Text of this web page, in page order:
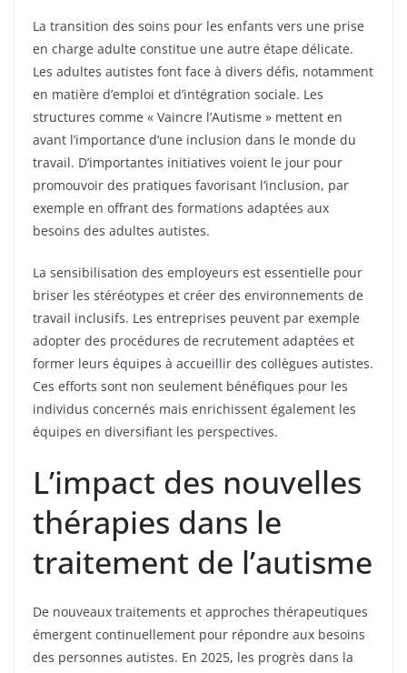
La transition des soins pour les enfants vers une prise
en charge adulte constitue une autre étape délicate.
Les adultes autistes font face à divers défis, notamment
en matière d’emploi et d’intégration sociale. Les
structures comme « Vaincre l’Autisme » mettent en
avant l’importance d’une inclusion dans le monde du
travail. D’importantes initiatives voient le jour pour
promouvoir des pratiques favorisant l’inclusion, par
exemple en offrant des formations adaptées aux
besoins des adultes autistes.
La sensibilisation des employeurs est essentielle pour
briser les stéréotypes et créer des environnements de
travail inclusifs. Les entreprises peuvent par exemple
adopter des procédures de recrutement adaptées et
former leurs équipes à accueillir des collègues autistes.
Ces efforts sont non seulement bénéfiques pour les
individus concernés mais enrichissent également les
équipes en diversifiant les perspectives.
L’impact des nouvelles
thérapies dans le
traitement de l’autisme
De nouveaux traitements et approches thérapeutiques
émergent continuellement pour répondre aux besoins
des personnes autistes. En 2025, les progrès dans la